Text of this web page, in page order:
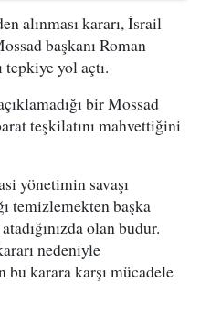
alınması kararı, İsrail
başkanı Roman
tepkiye yol açtı.
bir Mossad
teşkilatını mahvettiğini
yönetimin savaşı
temizlemekten başka
olan budur.
nedeniyle
karara karşı mücadele